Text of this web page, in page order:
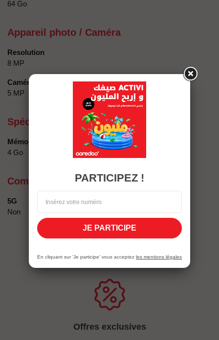
64 Go
Appareil photo / Caméra
Resolution
8 MP
Caméra secondaire
5 MP
Spécificités techniques
Mémoire
4 Go
Compatibilité réseau
5G
Non
Offres exclusives
PARTICIPEZ !
JE PARTICIPE
En cliquant sur 'Je participe' vous acceptez les mentions légales